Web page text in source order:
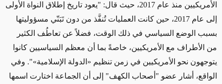
الأمريكيين منذ عام 2017، حيث قال: "يعود تاريخ إطلاق النواة الأولى
إلى عام 2017، حين كانت العمليات تُنفَّذ من دون تَبَنّي مسؤوليتها
بسبب الوضع السياسي في ذلك الوقت، فضلاً عن تعاطُف الكثير
من الأطراف مع الأمريكيين، خاصةً بما أن معظم السياسيين كانوا
يتوجهون نحو الأمريكيين في زمن تنظيم « الدولة الإسلامية»". وفي
الواقع، أشار عضو "أصحاب الكهف" إلى أن الجماعة اختارت اسمها